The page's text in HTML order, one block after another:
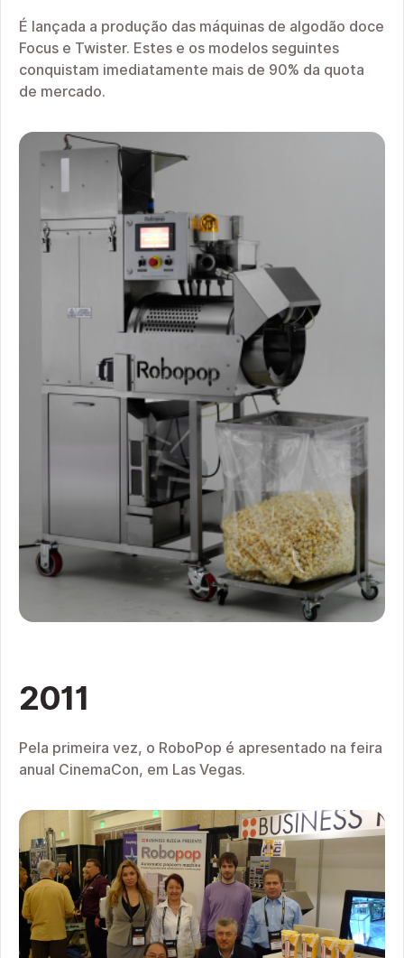
É lançada a produção das máquinas de algodão doce
Focus e Twister. Estes e os modelos seguintes
conquistam imediatamente mais de 90% da quota
de mercado.
2011
Pela primeira vez, o RoboPop é apresentado na feira
anual CinemaCon, em Las Vegas.